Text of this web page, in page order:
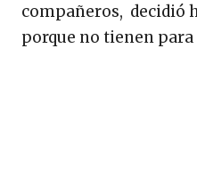
compañeros, decidió
porque no tienen para